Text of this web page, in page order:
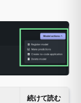
続けて読む